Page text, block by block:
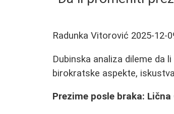
Radunka Vitorović 2025-12-
Dubinska analiza dileme da
birokratske aspekte,
Prezime posle braka: